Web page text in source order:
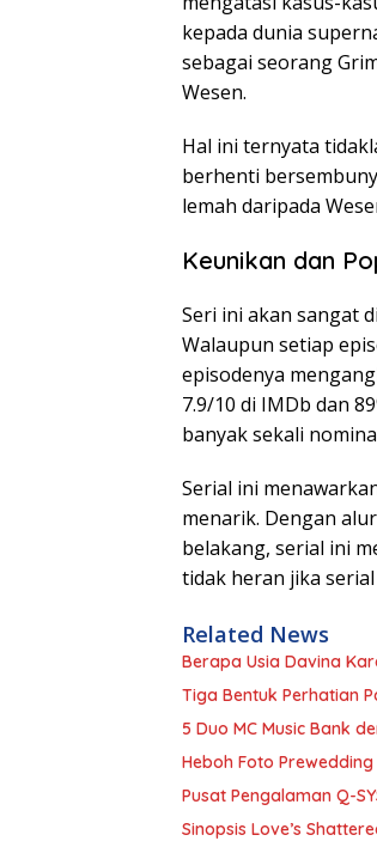
kepada dunia
sebagai seorang
Wesen.
Hal ini ternyata
berhenti
lemah daripada
Keunikan dan
Seri ini akan sangat
Walaupun setiap
episodenya
7.9/10 di IMDb dan
banyak sekali
Serial ini
menarik. Dengan
belakang, serial ini
tidak heran jika
Related News
Berapa Usia Davina
Tiga Bentuk Perhatian
5 Duo MC Music Bank
Heboh Foto
Pusat Pengalaman Q-
Sinopsis Love’s